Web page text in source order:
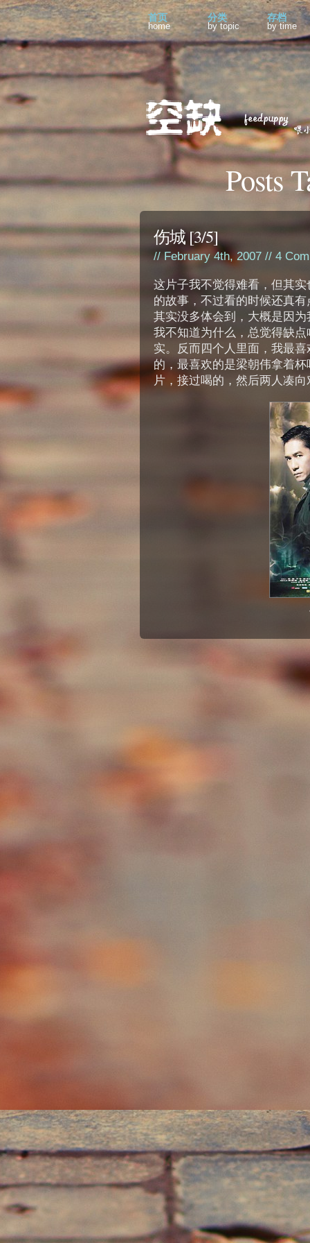
首页
home
分类
by topic
存档
by time
Posts
伤城 [3/5]
// February 4th, 2007 // 4
这片子我不觉得难看，但其
的故事，不过看的时候还真
其实没多体会到，大概是因
我不知道为什么，总觉得缺
实。反而四个人里面，我最
的，最喜欢的是梁朝伟拿着
片，接过喝的，然后两人凑